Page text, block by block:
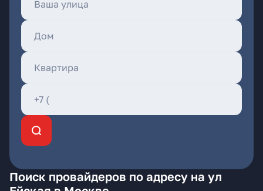
Поиск провайдеров по адресу на ул